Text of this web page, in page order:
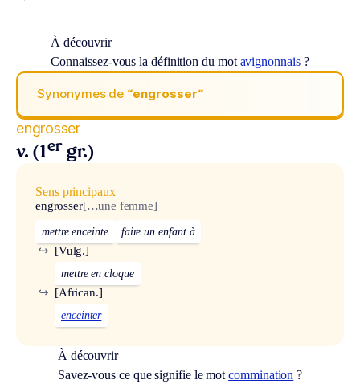
À découvrir
Connaissez-vous la définition du mot avignonnais?
Synonymes de “engrosser“
engrosser
v. (1er gr.)
Sens principaux
engrosser[…une femme]
mettre enceinte faire un enfant à
[Vulg.]
↪
mettre en cloque
[African.]
↪
enceinter
À découvrir
Savez-vous ce que signifie le motcommination ?